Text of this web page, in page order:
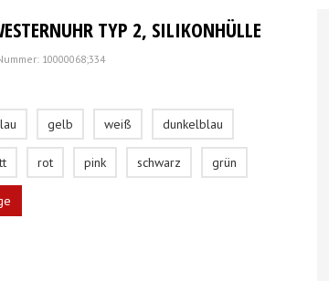
TYP 2, SILIKONHÜLLE
10000068;334
gelb weiß dunkelblau
rot pink schwarz grün